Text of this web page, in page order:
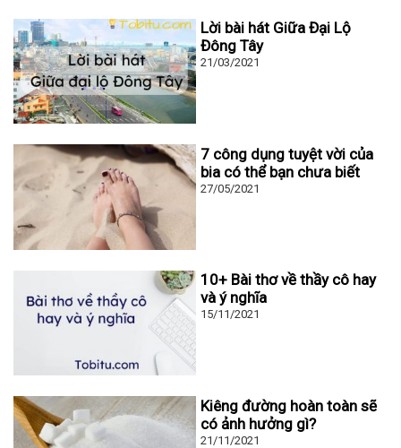
Lời bài hát Giữa Đại Lộ
Đông Tây
21/03/2021
7 công dụng tuyệt vời của
bia có thể bạn chưa biết
27/05/2021
10+ Bài thơ về thầy cô hay
và ý nghĩa
15/11/2021
Kiêng đường hoàn toàn sẽ
có ảnh hưởng gì?
21/11/2021